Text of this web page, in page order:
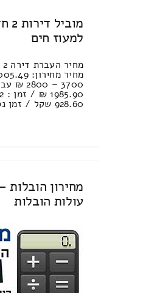
למעוז חים
3700 –
928.60 שקל / זמן נסיעה בין ערים 1 שעות , 38 [...]
מחירון הובלות
עולות הובלות